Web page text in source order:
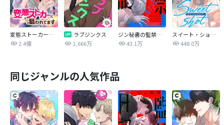
変態ストーカーに狙われてます
2.4億
ラブジンクス
1,666万
ジン秘書の監禁日記【タテヨミ】
43.1万
スイート・ショット
448.0万
同じジャンルの人気作品